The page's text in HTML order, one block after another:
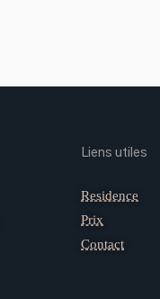
Liens utiles
Residence
Prix
Contact